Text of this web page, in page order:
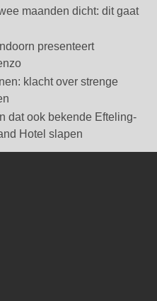
maanden dicht: dit gaat
presenteert
klacht over strenge
dat ook bekende Efteling-
Hotel slapen